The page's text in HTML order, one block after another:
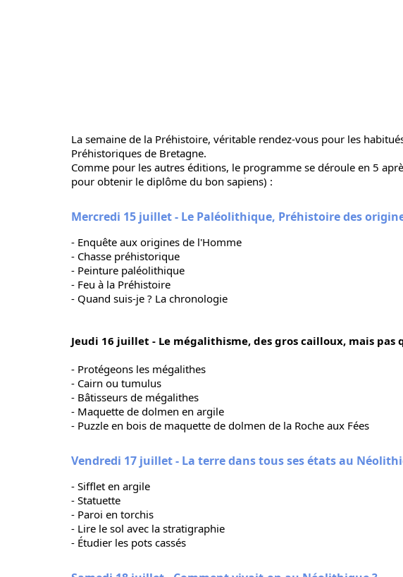
La semaine de la Préhistoire, véritable rendez-vous pour les
Préhistoriques de Bretagne.
Comme pour les autres éditions, le programme se déroule en 5
pour obtenir le diplôme du bon sapiens) :
Mercredi 15 juillet - Le Paléolithique, Préhistoire des
- Enquête aux origines de l'Homme
- Chasse préhistorique
- Peinture paléolithique
- Feu à la Préhistoire
- Quand suis-je ? La chronologie
Jeudi 16 juillet - Le mégalithisme, des gros cailloux, mais pas
- Protégeons les mégalithes
- Cairn ou tumulus
- Bâtisseurs de mégalithes
- Maquette de dolmen en argile
- Puzzle en bois de maquette de dolmen de la Roche aux Fées
Vendredi 17 juillet - La terre dans tous ses états au
- Sifflet en argile
- Statuette
- Paroi en torchis
- Lire le sol avec la stratigraphie
- Étudier les pots cassés